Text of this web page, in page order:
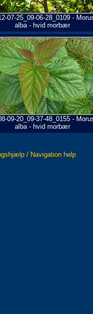
07-25_09-06-28_0109 -
alba - hvid morbær
09-20_09-37-48_0155 -
alba - hvid morbær
/ Navigation help